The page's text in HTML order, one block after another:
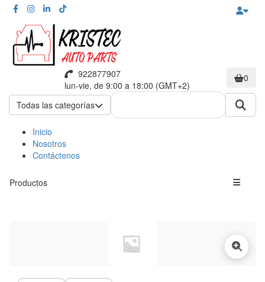
922877907
lun-vie, de 9:00 a 18:00 (GMT+2)
0
Todas las categorías
Inicio
Nosotros
Contáctenos
Productos